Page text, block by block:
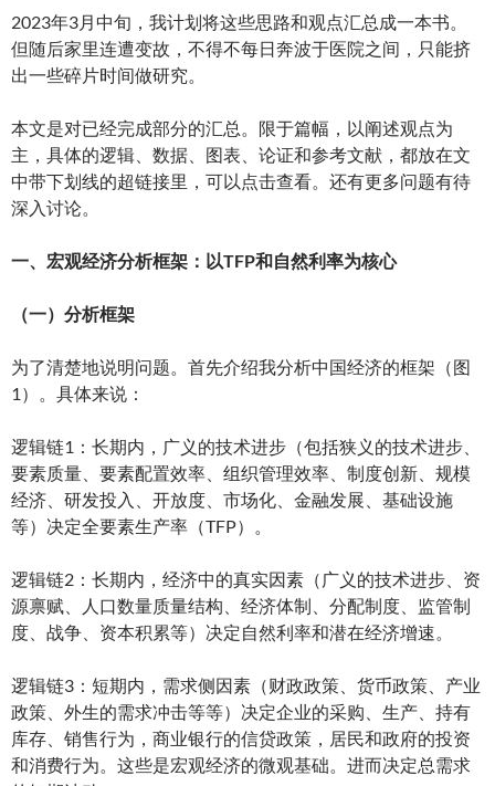
2023年3月中旬，我计划将这些思路和观点汇总成一本书。
但随后家里连遭变故，不得不每日奔波于医院之间，只能挤
出一些碎片时间做研究。
本文是对已经完成部分的汇总。限于篇幅，以阐述观点为
主，具体的逻辑、数据、图表、论证和参考文献，都放在文
中带下划线的超链接里，可以点击查看。还有更多问题有待
深入讨论。
一、宏观经济分析框架：以TFP和自然利率为核心
（一）分析框架
为了清楚地说明问题。首先介绍我分析中国经济的框架（图
1）。具体来说：
逻辑链1：长期内，广义的技术进步（包括狭义的技术进步、
要素质量、要素配置效率、组织管理效率、制度创新、规模
经济、研发投入、开放度、市场化、金融发展、基础设施
等）决定全要素生产率（TFP）。
逻辑链2：长期内，经济中的真实因素（广义的技术进步、资
源禀赋、人口数量质量结构、经济体制、分配制度、监管制
度、战争、资本积累等）决定自然利率和潜在经济增速。
逻辑链3：短期内，需求侧因素（财政政策、货币政策、产业
政策、外生的需求冲击等等）决定企业的采购、生产、持有
库存、销售行为，商业银行的信贷政策，居民和政府的投资
和消费行为。这些是宏观经济的微观基础。进而决定总需求